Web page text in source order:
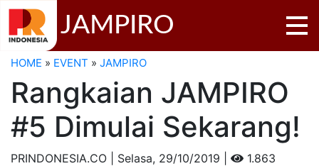
JAMPIRO
HOME » EVENT » JAMPIRO
Rangkaian JAMPIRO
#5 Dimulai Sekarang!
PRINDONESIA.CO | Selasa, 29/10/2019 | 1.863